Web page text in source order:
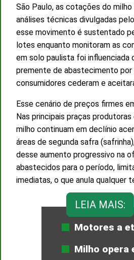
São Paulo, as cotações do
análises técnicas divulgadas
esse movimento é sustentado
lotes enquanto monitoram as
em solo paulista foi influenciada
premente de abastecimento por
consumidores cederam e
Esse cenário de preços firmes
Nas principais praças
milho continuam em declínio
áreas de segunda safra
desse aumento progressivo na
abastecidos para o período,
imediatas, o que anula qualquer
LEIA MAIS:
Motores a
Milho opera